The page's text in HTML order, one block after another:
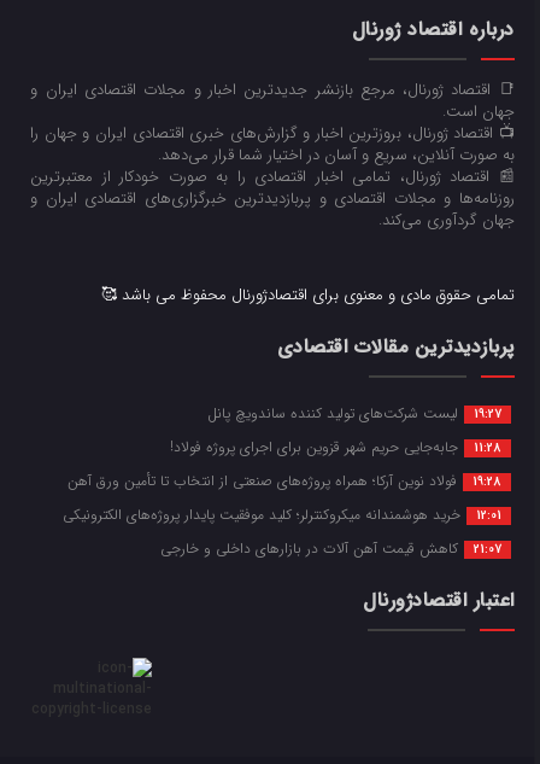
درباره اقتصاد ژورنال
📑 اقتصاد ژورنال، مرجع بازنشر جدیدترین اخبار و مجلات اقتصادی ایران و
جهان است.
📺 اقتصاد ژورنال، بروزترین اخبار و گزارش‌های خبری اقتصادی ایران و جهان را
به صورت آنلاین، سریع و آسان در اختیار شما قرار می‌‌دهد.
📰 اقتصاد ژورنال، تمامی اخبار اقتصادی را به صورت خودکار از معتبرترین
روزنامه‌ها و مجلات اقتصادی و پربازدیدترین خبرگزاری‌های اقتصادی ایران و
جهان گردآوری می‌کند.
تمامی حقوق مادی و معنوی برای اقتصادژورنال محفوظ می باشد 🥰
پربازدیدترین مقالات اقتصادی
19:27 لیست شرکت‌های تولید کننده ساندویچ پانل
11:28 جابه‌جایی حریم شهر قزوین برای اجرای پروژه فولاد!
19:28 فولاد نوین آرکا؛ همراه پروژه‌های صنعتی از انتخاب تا تأمین ورق آهن
12:01 خرید هوشمندانه میکروکنترلر؛ کلید موفقیت پایدار پروژه‌های الکترونیکی
21:07 کاهش قیمت آهن آلات در بازارهای داخلی و خارجی
اعتبار اقتصادژورنال